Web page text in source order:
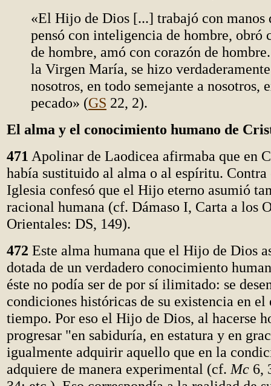
«El Hijo de Dios [...] trabajó con manos
pensó con inteligencia de hombre, obró
de hombre, amó con corazón de
la Virgen María, se hizo
nosotros, en todo semejante a nosotros,
pecado» (GS 22, 2).
El alma y el conocimiento humano de
471 Apolinar de Laodicea afirmaba que en
había sustituido al alma o al espíritu. Contra
Iglesia confesó que el Hijo eterno asumió
racional humana (cf. Dámaso I, Carta a los
Orientales: DS, 149).
472 Este alma humana que el Hijo de Dios
dotada de un verdadero conocimiento
éste no podía ser de por sí ilimitado: se
condiciones históricas de su existencia en el
tiempo. Por eso el Hijo de Dios, al hacerse
progresar "en sabiduría, en estatura y en
igualmente adquirir aquello que en la
adquiere de manera experimental (cf. Mc 6,